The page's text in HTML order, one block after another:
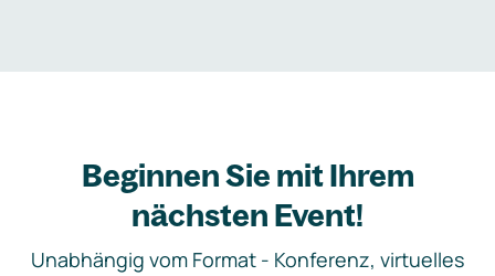
Beginnen Sie mit Ihrem
nächsten Event!
Unabhängig vom Format - Konferenz, virtuelles